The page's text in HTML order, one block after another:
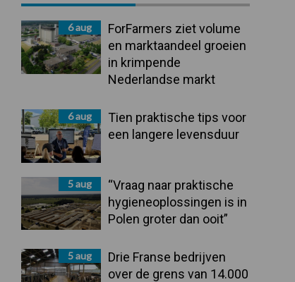
Sidebar6 aug
ForFarmers ziet volume
en marktaandeel groeien
in krimpende
Nederlandse markt
6 aug
Tien praktische tips voor
een langere levensduur
5 aug
“Vraag naar praktische
hygieneoplossingen is in
Polen groter dan ooit”
5 aug
Drie Franse bedrijven
over de grens van 14.000